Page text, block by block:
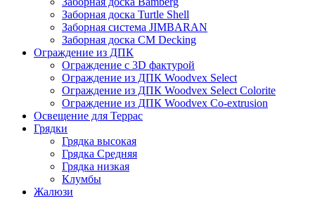
Заборная доска Turtle Shell
Заборная система JIMBARAN
Заборная доска CM Decking
Ограждение из ДПК
Ограждение с 3D фактурой
Ограждение из ДПК Woodvex Select
Ограждение из ДПК Woodvex Select Colorite
Ограждение из ДПК Woodvex Co-extrusion
Освещение для Террас
Грядки
Грядка высокая
Грядка Средняя
Грядка низкая
Клумбы
Жалюзи